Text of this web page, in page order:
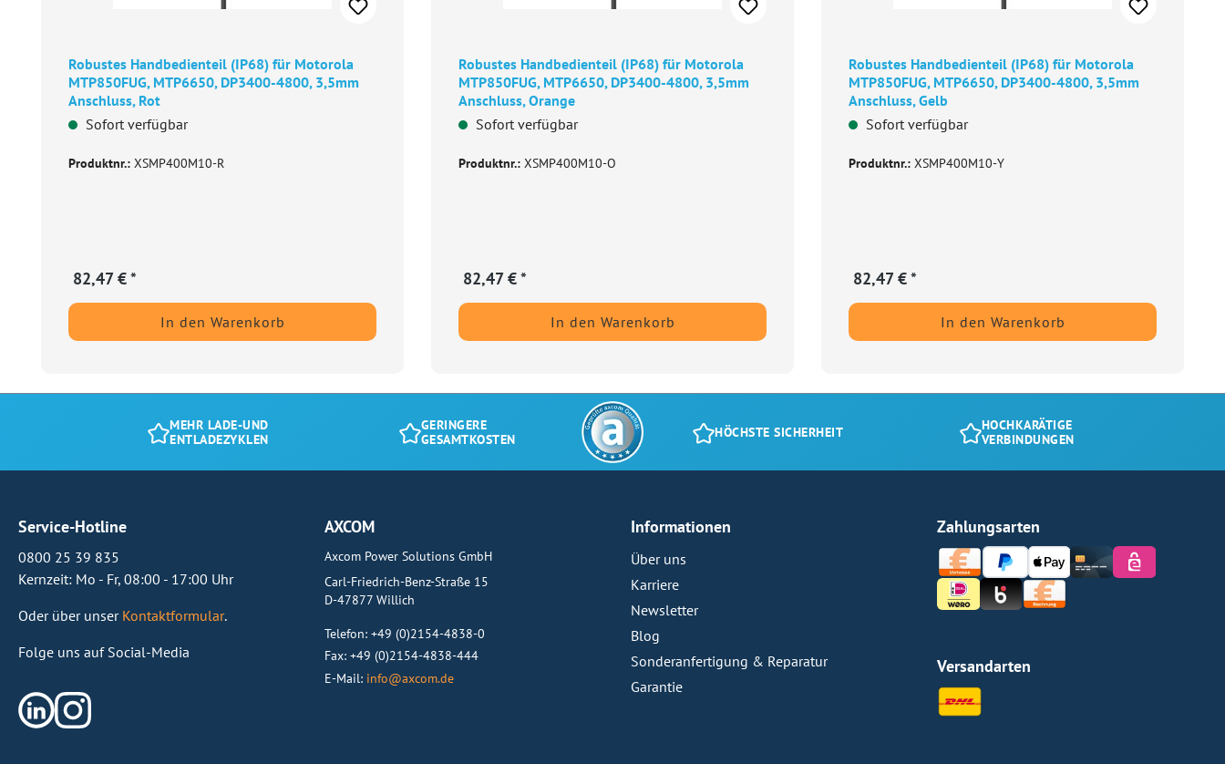
Robustes Handbedienteil (IP68) für Motorola
MTP850FUG, MTP6650, DP3400-4800, 3,5mm
Anschluss, Rot
Sofort verfügbar
Produktnr.: XSMP400M10-R
82,47 € *
In den Warenkorb
Robustes Handbedienteil (IP68) für Motorola
MTP850FUG, MTP6650, DP3400-4800, 3,5mm
Anschluss, Orange
Sofort verfügbar
Produktnr.: XSMP400M10-O
82,47 € *
In den Warenkorb
Robustes Handbedienteil (IP68) für Motorola
MTP850FUG, MTP6650, DP3400-4800, 3,5mm
Anschluss, Gelb
Sofort verfügbar
Produktnr.: XSMP400M10-Y
82,47 € *
In den Warenkorb
MEHR LADE-UND
ENTLADEZYKLEN
GERINGERE
GESAMTKOSTEN
HÖCHSTE SICHERHEIT
HOCHKARÄTIGE
VERBINDUNGEN
Service-Hotline
0800 25 39 835
Kernzeit: Mo - Fr, 08:00 - 17:00 Uhr
Oder über unser Kontaktformular.
Folge uns auf Social-Media
AXCOM
Axcom Power Solutions GmbH
Carl-Friedrich-Benz-Straße 15
D-47877 Willich
Telefon: +49 (0)2154-4838-0
Fax: +49 (0)2154-4838-444
E-Mail: info@axcom.de
Informationen
Über uns
Karriere
Newsletter
Blog
Sonderanfertigung & Reparatur
Garantie
Zahlungsarten
Versandarten